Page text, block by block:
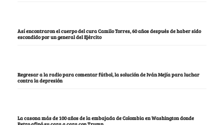
Así encontraron el cuerpo del cura Camilo Torres, 60 años después de haber sido
escondido por un general del Ejército
Regresar a la radio para comentar fútbol, la solución de Iván Mejía para luchar
contra la depresión
La casona más de 100 años de la embajada de Colombia en Washington donde